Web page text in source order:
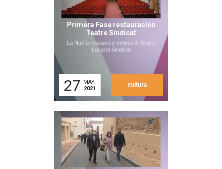
Primera Fase restauración
Teatre Sindicat
La Nucía restaura y mejora el Teatre
Local el Sindicat
27
MAY.
2021
cultura